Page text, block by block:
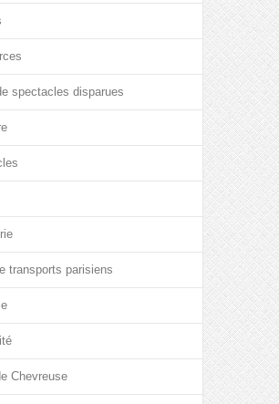
spectacles disparues
transports parisiens
Chevreuse